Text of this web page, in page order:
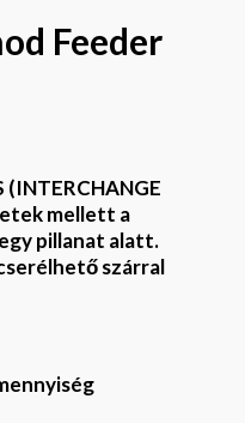
Feeder
mellett a
pillanat alatt.
szárral